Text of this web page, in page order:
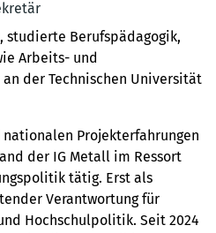
studierte Berufspädagogik,
Arbeits- und
der Technischen Universität
Projekterfahrungen
der IG Metall im Ressort
tätig. Erst als
Verantwortung für
Hochschulpolitik. Seit 2024